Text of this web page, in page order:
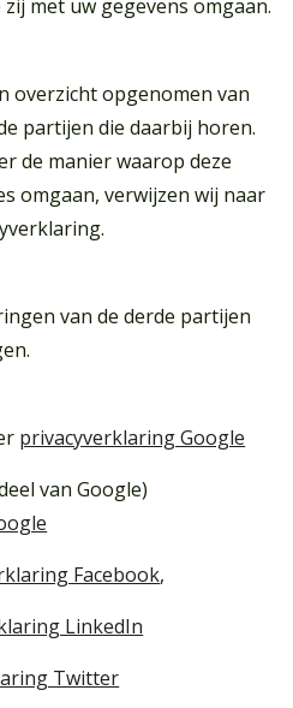
met uw gegevens omgaan.
overzicht opgenomen van
partijen die daarbij horen.
de manier waarop deze
omgaan, verwijzen wij naar
van de derde partijen
privacyverklaring Google
van Google)
Facebook,
LinkedIn
Twitter